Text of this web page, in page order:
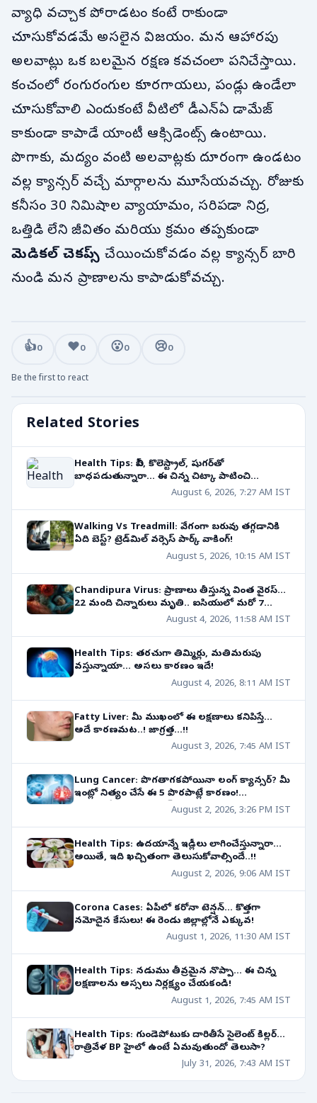
వ్యాధి వచ్చాక పోరాడటం కంటే రాకుండా
చూసుకోవడమే అసలైన విజయం. మన ఆహారపు
అలవాట్లు ఒక బలమైన రక్షణ కవచంలా పనిచేస్తాయి.
కంచంలో రంగురంగుల కూరగాయలు, పండ్లు ఉండేలా
చూసుకోవాలి ఎందుకంటే వీటిలో డీఎన్ఏ డామేజ్
కాకుండా కాపాడే యాంటీ ఆక్సిడెంట్స్ ఉంటాయి.
పొగాకు, మద్యం వంటి అలవాట్లకు దూరంగా ఉండటం
వల్ల క్యాన్సర్ వచ్చే మార్గాలను మూసేయవచ్చు. రోజుకు
కనీసం 30 నిమిషాల వ్యాయామం, సరిపడా నిద్ర,
ఒత్తిడి లేని జీవితం మరియు క్రమం తప్పకుండా
మెడికల్ చెకప్స్ చేయించుకోవడం వల్ల క్యాన్సర్ బారి
నుండి మన ప్రాణాలను కాపాడుకోవచ్చు.
Related Stories
Health Tips: బీపీ, కొలెస్ట్రాల్, షుగర్‌తో
బాధపడుతున్నారా... ఈ చిన్న చిట్కా పాటించి
August 6, 2026, 7:27 AM IST
Walking Vs Treadmill: వేగంగా బరువు తగ్గడానికి
ఏది బెస్ట్? ట్రెడ్‌మిల్ వర్సెస్ పార్క్ వాకింగ్!
August 5, 2026, 10:15 AM IST
Chandipura Virus: ప్రాణాలు తీస్తున్న వింత వైరస్...
22 మంది చిన్నారులు మృతి.. ఐసియులో మరో 7
August 4, 2026, 11:58 AM IST
Health Tips: తరచుగా తిమ్మిర్లు, మతిమరుపు
వస్తున్నాయా... అసలు కారణం ఇదే!
August 4, 2026, 8:11 AM IST
Fatty Liver: మీ ముఖంలో ఈ లక్షణాలు కనిపిస్తే...
అదే కారణమట..! జాగ్రత్త...!!
August 3, 2026, 7:45 AM IST
Lung Cancer: పొగతాగకపోయినా లంగ్ క్యాన్సర్? మీ
ఇంట్లో నిత్యం చేసే ఈ 5 పొరపాట్లే కారణం!
తెలుసుకోవాల్సిన షాకింగ్ విషయాలు!August 2, 2026, 3:26 PM IST
Health Tips: ఉదయాన్నే ఇడ్లీలు లాగించేస్తున్నారా...
అయితే, ఇది ఖచ్చితంగా తెలుసుకోవాల్సిందే..!!
August 2, 2026, 9:06 AM IST
Corona Cases: ఏపీలో కరోనా టెన్షన్... కొత్తగా
నమోదైన కేసులు! ఈ రెండు జిల్లాల్లోనే ఎక్కువ!
August 1, 2026, 11:30 AM IST
Health Tips: నడుము తీవ్రమైన నొప్పా... ఈ చిన్న
లక్షణాలను అస్సలు నిర్లక్ష్యం చేయకండి!
August 1, 2026, 7:45 AM IST
Health Tips: గుండెపోటుకు దారితీసే సైలెంట్ కిల్లర్...
రాత్రివేళ BP హైలో ఉంటే ఏమవుతుందో తెలుసా?
July 31, 2026, 7:43 AM IST
👍0 ❤️0 😮0 😢0
Be the first to react